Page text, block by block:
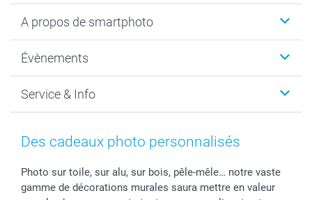
Cadeaux photo
MyNameBook
Développement photo & Tirage photo
Cadres photo & accessoires déco
Stickers & Etiquettes
Chèque Cadeau
A propos de smartphoto
Durabilité
Gestion des cookies
Mentions Légales
Affiliation
Investor Relations
Évènements
Nouvel An
Fête des Mères
Confirmation ou communion
Mariage
Service & Info
Tarifs et frais de livraison
Livraison en 48 heures
Modes de Paiement
Des cadeaux photo personnalisés
Photo sur toile, sur alu, sur bois, pêle-mêle… notre vaste
gamme de décorations murales saura mettre en valeur